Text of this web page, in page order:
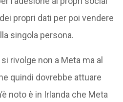
propri dati per poi vendere
singola persona.
rivolge non a Meta ma al
quindi dovrebbe attuare
noto è in Irlanda che Meta